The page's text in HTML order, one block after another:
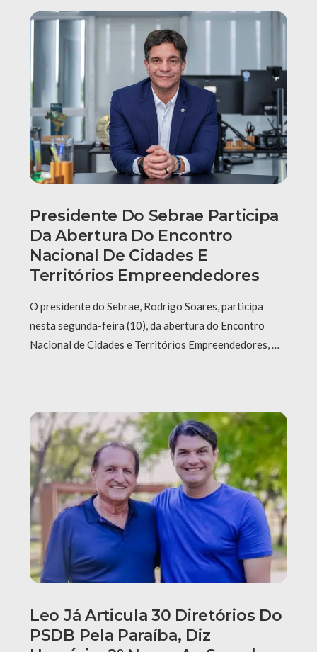
Presidente Do Sebrae Participa
Da Abertura Do Encontro
Nacional De Cidades E
Territórios Empreendedores
O presidente do Sebrae, Rodrigo Soares, participa
nesta segunda-feira (10), da abertura do Encontro
Nacional de Cidades e Territórios Empreendedores, …
Leo Já Articula 30 Diretórios Do
PSDB Pela Paraíba, Diz